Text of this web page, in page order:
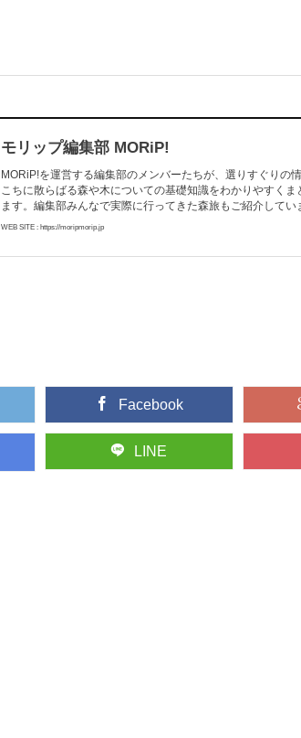
つかの樹種がセットで地...
人気の観光地「軽井沢」の森をモリップ目
首都圏に近い避暑地や別荘地として、あまりにも有名な
気の観光地の楽し...
秋田杉、吉野杉と並んで”日本三大杉美林”とされる、高
ぎ）」。 天然魚...
モリップ編集部 MORiP!
MORiP!を運営する編集部のメンバーたちが、選りすぐりの
こちに散らばる森や木についての基礎知識をわかりやすく
ます。編集部みんなで実際に行ってきた森旅もご紹介してい
WEB SITE : https://moripmorip.jp
Facebook
LINE